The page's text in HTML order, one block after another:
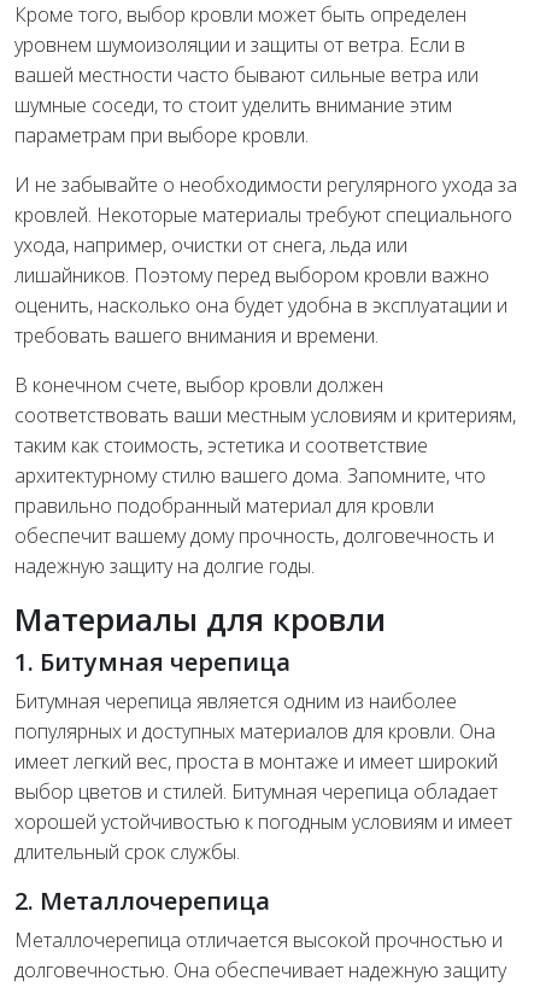
Кроме того, выбор кровли может быть определен
уровнем шумоизоляции и защиты от ветра. Если в
вашей местности часто бывают сильные ветра или
шумные соседи, то стоит уделить внимание этим
параметрам при выборе кровли.
И не забывайте о необходимости регулярного ухода за
кровлей. Некоторые материалы требуют специального
ухода, например, очистки от снега, льда или
лишайников. Поэтому перед выбором кровли важно
оценить, насколько она будет удобна в эксплуатации и
требовать вашего внимания и времени.
В конечном счете, выбор кровли должен
соответствовать ваши местным условиям и критериям,
таким как стоимость, эстетика и соответствие
архитектурному стилю вашего дома. Запомните, что
правильно подобранный материал для кровли
обеспечит вашему дому прочность, долговечность и
надежную защиту на долгие годы.
Материалы для кровли
1. Битумная черепица
Битумная черепица является одним из наиболее
популярных и доступных материалов для кровли. Она
имеет легкий вес, проста в монтаже и имеет широкий
выбор цветов и стилей. Битумная черепица обладает
хорошей устойчивостью к погодным условиям и имеет
длительный срок службы.
2. Металлочерепица
Металлочерепица отличается высокой прочностью и
долговечностью. Она обеспечивает надежную защиту